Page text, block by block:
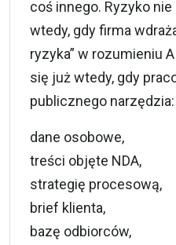
coś innego. Ryzyko
wtedy, gdy firma
ryzyka” w rozumieniu
się już wtedy, gdy
publicznego narzędzia:
dane osobowe,
treści objęte NDA,
strategię procesową,
brief klienta,
bazę odbiorców,